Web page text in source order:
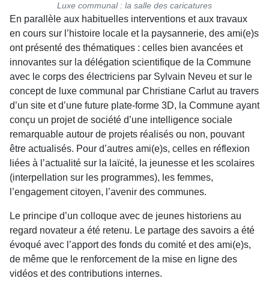
Luxe communal : la salle des caricatures
En parallèle aux habituelles interventions et aux travaux
en cours sur l’histoire locale et la paysanne­rie, des ami(e)s
ont présenté des thématiques : celles bien avancées et
innovantes sur la délégation scientifique de la Commune
avec le corps des élec­triciens par Sylvain Neveu et sur le
concept de luxe communal par Christiane Carlut au travers
d’un site et d’une future plate-forme 3D, la Commune ayant
conçu un projet de société d’une intelligence sociale
remarquable autour de projets réalisés ou non, pou­vant
être actualisés. Pour d’autres ami(e)s, celles en réflexion
liées à l’actualité sur la laïcité, la jeunesse et les scolaires
(interpellation sur les programmes), les femmes,
l’engagement citoyen, l’avenir des com­munes.
Le principe d’un colloque avec de jeunes historiens au
regard novateur a été retenu. Le partage des savoirs a été
évoqué avec l’apport des fonds du comité et des ami(e)s,
de même que le renforcement de la mise en ligne des
vidéos et des contributions internes.